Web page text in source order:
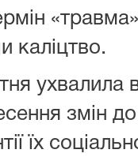
каліцтво.
ухвалила
змін
їх